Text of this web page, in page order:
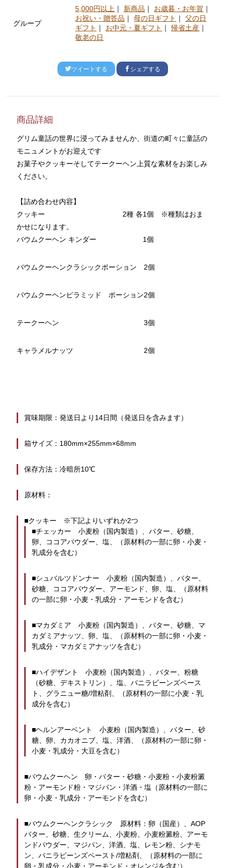
グループ
5,000円以上 ｜ 新商品 ｜ お歳暮・お年賀 ｜
お祝い・贈答品 ｜母の日ギフト ｜父の日
ギフト ｜ お中元・夏ギフト ｜ 帰省土産 ｜
敬老の日
ツイートする シェアする
商品詳細
グリム童話の世界に浸ってみませんか、街道の町々に童話の
モニュメントがお迎えです
お菓子やクッキーそしてテークーヘン上質な素材をお楽しみ
ください。
【詰め合わせ内容】
クッキー　　　　　　　　　　　2種 各1個　※種類はおま
かせになります。
バウムクーヘン キンダー  　　　　　　1個
バウムクーヘンクラシックポーション　2個
バウムクーヘンピラミッド　ポーション2個
テークーヘン　　　　　　　　　　　　3個
キャラメルナッツ　　　　　　　　　　2個
賞味期限：発送日より14日間（発送日を含みます）
箱サイズ：180mm×255mm×68mm
保存方法：冷暗所10℃
原材料：
■クッキー　※下記よりいずれか2つ
■チェッカー　小麦粉（国内製造）、バター、砂糖、
卵、ココアパウダー、塩、（原材料の一部に卵・小麦・
乳成分を含む）
■シュバルツドンナー　小麦粉（国内製造）、バター、
砂糖、ココアパウダー、アーモンド、卵、塩、（原材料
の一部に卵・小麦・乳成分・アーモンドを含む）
■マカダミア　小麦粉（国内製造）、バター、砂糖、マ
カダミアナッツ、卵、塩、（原材料の一部に卵・小麦・
乳成分・マカダミアナッツを含む）
■ハイデザント　小麦粉（国内製造）、バター、粉糖
（砂糖、デキストリン）、塩、バニラビーンズペース
ト、グラニュー糖/増粘剤、（原材料の一部に小麦・乳
成分を含む）
■ヘルンアーベント　小麦粉（国内製造）、バター、砂
糖、卵、カカオニブ、塩、洋酒、（原材料の一部に卵・
小麦・乳成分・大豆を含む）
■バウムクーヘン　卵・バター・砂糖・小麦粉・小麦粉澱
粉・アーモンド粉・マジパン・洋酒・塩（原材料の一部に
卵・小麦・乳成分・アーモンドを含む）
■バウムクーヘンクラシック　原材料：卵（国産）、AOP
バター、砂糖、生クリーム、小麦粉、小麦粉澱粉、アーモ
ンドパウダー、マジパン、洋酒、塩、レモン粉、シナモ
ン、バニラビーンズペースト/増粘剤、（原材料の一部に
卵・乳成分・小麦・アーモンド・オレンジを含む）